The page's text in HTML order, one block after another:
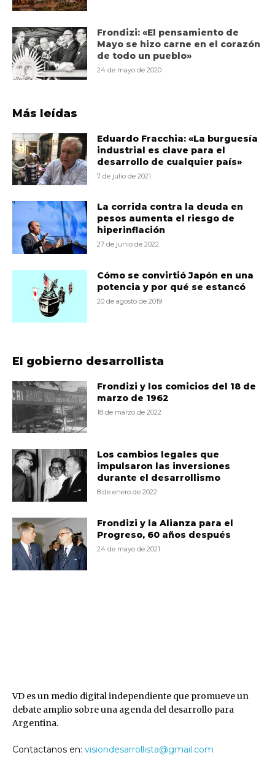
Frondizi: «El pensamiento de
Mayo se hizo carne en el corazón
de todo un pueblo»
24 de mayo de 2020
Más leídas
Eduardo Fracchia: «La burguesía
industrial es clave para el
desarrollo de cualquier país»
7 de julio de 2021
La corrida contra la deuda en
pesos aumenta el riesgo de
hiperinflación
27 de junio de 2022
Cómo se convirtió Japón en una
potencia y por qué se estancó
20 de agosto de 2019
El gobierno desarrollista
Frondizi y los comicios del 18 de
marzo de 1962
18 de marzo de 2022
Los cambios legales que
impulsaron las inversiones
durante el desarrollismo
8 de enero de 2022
Frondizi y la Alianza para el
Progreso, 60 años después
24 de mayo de 2021
VD es un medio digital independiente que promueve un
debate amplio sobre una agenda del desarrollo para
Argentina.
Contactanos en: visiondesarrollista@gmail.com